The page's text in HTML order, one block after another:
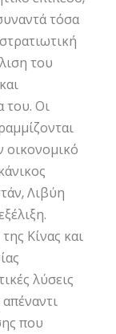
τόσα
του
του. Οι
οικονομικό
Λιβύη
Κίνας και
λύσεις
που